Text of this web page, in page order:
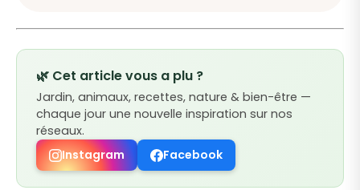
🌿 Cet article vous a plu ?
Jardin, animaux, recettes, nature & bien-être —
chaque jour une nouvelle inspiration sur nos
réseaux.
Instagram
Facebook